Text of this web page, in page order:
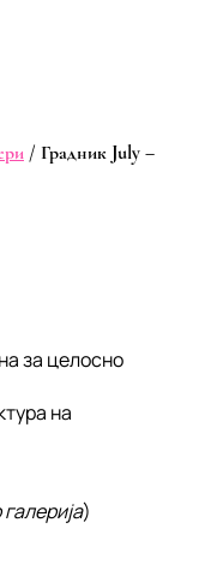
/ Градник July –
за целосно
на
)